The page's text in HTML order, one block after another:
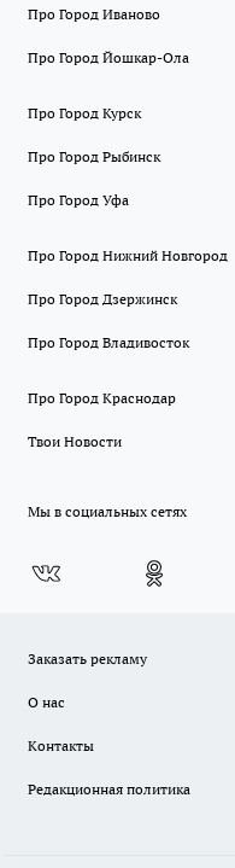
Про Город Иваново
Про Город Йошкар-Ола
Про Город Курск
Про Город Рыбинск
Про Город Уфа
Про Город Нижний Новгород
Про Город Дзержинск
Про Город Владивосток
Про Город Краснодар
Твои Новости
Мы в социальных сетях
Заказать рекламу
О нас
Контакты
Редакционная политика